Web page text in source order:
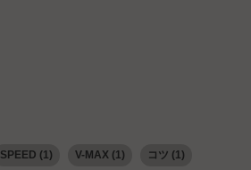
SPEED (1) V-MAX(1) コツ (1)